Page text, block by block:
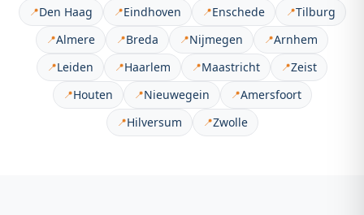
📍Den Haag 📍Eindhoven 📍Enschede 📍Tilburg
📍Almere 📍Breda 📍Nijmegen 📍Arnhem
📍Leiden 📍Haarlem 📍Maastricht 📍Zeist
📍Houten 📍Nieuwegein 📍Amersfoort
📍Hilversum 📍Zwolle